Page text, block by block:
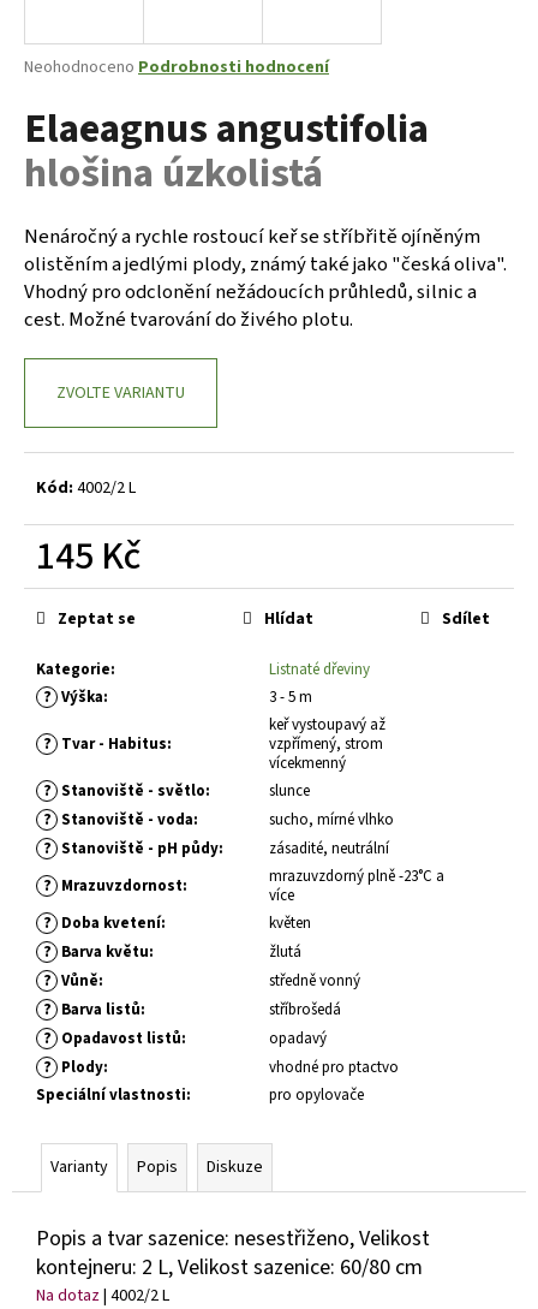
Průměrné
produktu
je
0,0
z
hvězdiček.
Neohodnoceno Podrobnosti hodnocení
Elaeagnus angustifolia
hlošina úzkolistá
Nenáročný a rychle rostoucí keř se stříbřitě ojíněným
olistěním a jedlými plody, známý také jako "česká oliva".
Vhodný pro odclonění nežádoucích průhledů, silnic a
cest. Možné tvarování do živého plotu.
ZVOLTE VARIANTU
Kód: 4002/2 L
145 Kč
Měrná
cena:
Kategorie: Listnaté dřeviny
? Výška: 3 - 5 m
? Tvar - Habitus:
keř vystoupavý až
vzpřímený, strom
vícekmenný
? Stanoviště - světlo: slunce
? Stanoviště - voda: sucho, mírné vlhko
? Stanoviště - pH půdy: zásadité, neutrální
? Mrazuvzdornost:
mrazuvzdorný plně -23°C a
více
? Doba kvetení: květen
? Barva květu: žlutá
? Vůně: středně vonný
? Barva listů: stříbrošedá
? Opadavost listů: opadavý
? Plody:
vhodné pro ptactvo
Speciální vlastnosti: pro opylovače
Zeptat se Hlídat Sdílet
Varianty Popis Diskuze
Popis a tvar sazenice: nesestřiženo, Velikost
kontejneru: 2 L, Velikost sazenice: 60/80 cm
Na dotaz| 4002/2 L
j
t
?
HLEDAT
p
o
u
j
CRYPTOMERIA
LITTLE
CHAMPION
KRYPTOMERIE
JAPONSKÁ
793
Kč